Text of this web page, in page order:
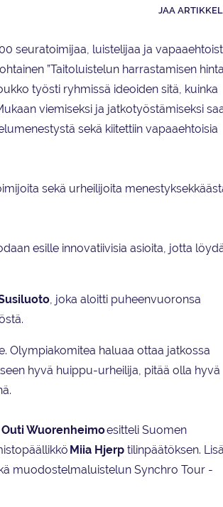
JAA
seuratoimijaa, luistelijaa ja
”Taitoluistelun harrastamisen
työsti ryhmissä ideoiden sitä, kuinka
viemiseksi ja jatkotyöstämiseksi
sekä kiitettiin vapaaehtoisia
sekä urheilijoita
esille innovatiivisia asioita, jotta
, joka aloitti puheenvuoronsa
Olympiakomitea haluaa ottaa jatkossa
hyvä huippu-urheilija, pitää olla hyvä
Outi Wuorenheimoesitteli Suomen
Miia Hjerp tilinpäätöksen.
muodostelmaluistelun Synchro Tour -